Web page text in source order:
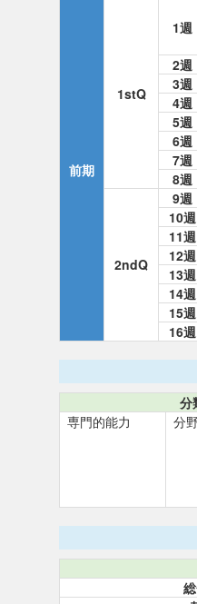
前期
1stQ
1週
2週
3週
4週
5週
6週
7週
8週
2ndQ
9週
10週
11週
12週
13週
14週
15週
16週
分
専門的能力
分